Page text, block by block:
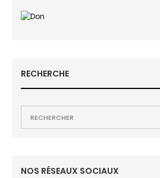
RECHERCHE
NOS RÉSEAUX SOCIAUX